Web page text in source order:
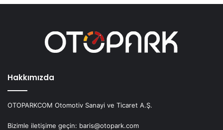
Hakkımızda
OTOPARKCOM Otomotiv Sanayi ve Ticaret A.Ş.
Bizimle iletişime geçin: baris@otopark.com